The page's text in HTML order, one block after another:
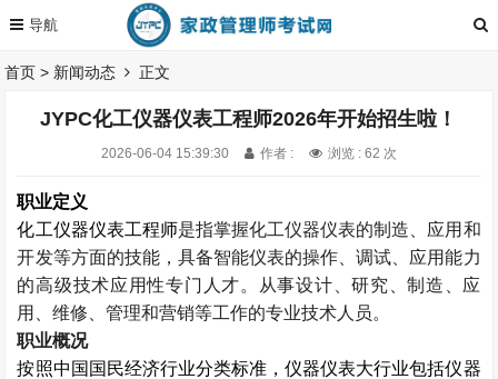
首页 > 新闻动态 正文
JYPC化工仪器仪表工程师2026年开始招生啦！
2026-06-04 15:39:30 作者 : 浏览 : 62 次
职业定义
化工仪器仪表工程师是指掌握化工仪器仪表的制造、应用和
开发等方面的技能，具备智能仪表的操作、调试、应用能力
的高级技术应用性专门人才。从事设计、研究、制造、应
用、维修、管理和营销等工作的专业技术人员。
职业概况
按照中国国民经济行业分类标准，仪器仪表大行业包括仪器